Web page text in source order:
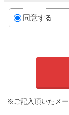
同意する
※ご記入頂いたメ